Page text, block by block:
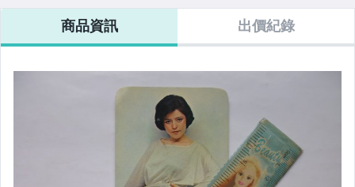
商品資訊 出價紀錄